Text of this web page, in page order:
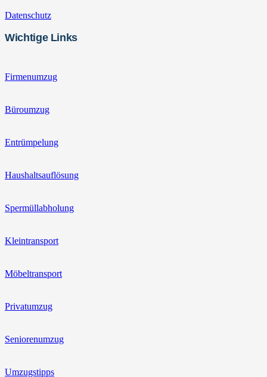
Datenschutz
Wichtige Links
Firmenumzug
Büroumzug
Entrümpelung
Haushaltsauflösung
Spermüllabholung
Kleintransport
Möbeltransport
Privatumzug
Seniorenumzug
Umzugstipps